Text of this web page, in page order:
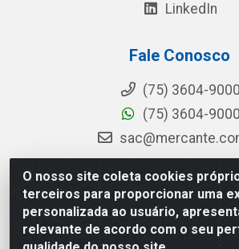
O nosso site coleta cookies
terceiros para proporcionar uma
personalizada ao usuário,
relevante de acordo com o seu
LinkedIn
Fale Conosco
(75) 3604-9000
(75) 3604-9000
Mercante Distribuidora - Rua Mercante,
Santana/BA - CEP 44.096-218 - CNPJ